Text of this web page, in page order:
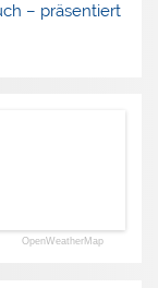
– präsentiert
OpenWeatherMap